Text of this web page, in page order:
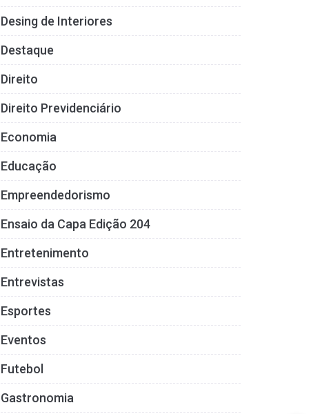
Desing de Interiores
Destaque
Direito
Direito Previdenciário
Economia
Educação
Empreendedorismo
Ensaio da Capa Edição 204
Entretenimento
Entrevistas
Esportes
Eventos
Futebol
Gastronomia